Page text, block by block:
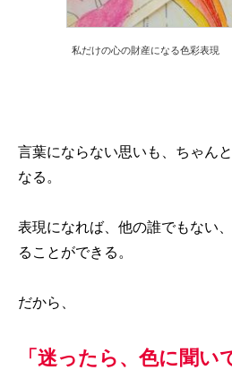
私だけの心の財産になる色彩表現
言葉にならない思いも、ちゃん
なる。
表現になれば、他の誰でもない
ることができる。
だから、
「迷ったら、色に聞い